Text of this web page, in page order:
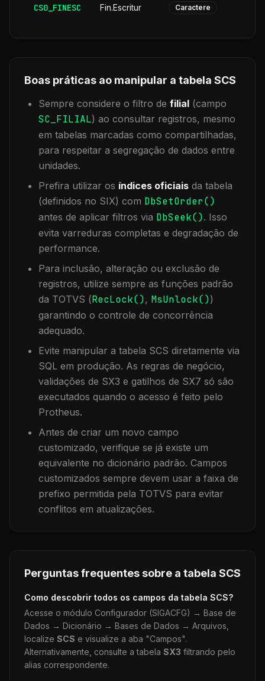
CS0_FINESC Fin.Escritur Caractere
Boas práticas ao manipular a tabela SCS
Sempre considere o filtro de filial (campo
SC_FILIAL) ao consultar registros, mesmo
em tabelas marcadas como compartilhadas,
para respeitar a segregação de dados entre
unidades.
Prefira utilizar os índices oficiais da tabela
(definidos no SIX) com DbSetOrder()
antes de aplicar filtros via DbSeek(). Isso
evita varreduras completas e degradação de
performance.
Para inclusão, alteração ou exclusão de
registros, utilize sempre as funções padrão
da TOTVS (RecLock(), MsUnlock())
garantindo o controle de concorrência
adequado.
Evite manipular a tabela SCS diretamente via
SQL em produção. As regras de negócio,
validações de SX3 e gatilhos de SX7 só são
executados quando o acesso é feito pelo
Protheus.
Antes de criar um novo campo
customizado, verifique se já existe um
equivalente no dicionário padrão. Campos
customizados sempre devem usar a faixa de
prefixo permitida pela TOTVS para evitar
conflitos em atualizações.
Perguntas frequentes sobre a tabela SCS
Como descobrir todos os campos da tabela SCS?
Acesse o módulo Configurador (SIGACFG) → Base de
Dados → Dicionário → Bases de Dados → Arquivos,
localize SCS e visualize a aba "Campos".
Alternativamente, consulte a tabela SX3 filtrando pelo
alias correspondente.